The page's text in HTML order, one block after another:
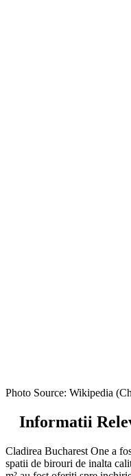
Photo Source: Wikipedia
Informatii
Cladirea Bucharest One a
spatii de birouri de inalta